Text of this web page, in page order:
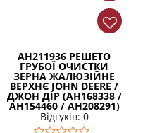
AH211936 РЕШЕТО
ГРУБОЇ ОЧИСТКИ
ЗЕРНА ЖАЛЮЗІЙНЕ
ВЕРХНЄ JOHN DEERE /
ДЖОН ДІР (AH168338 /
AH154460 / AH208291)
Відгуків: 0